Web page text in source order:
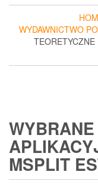
WYDAWNICTWO
MSPLIT